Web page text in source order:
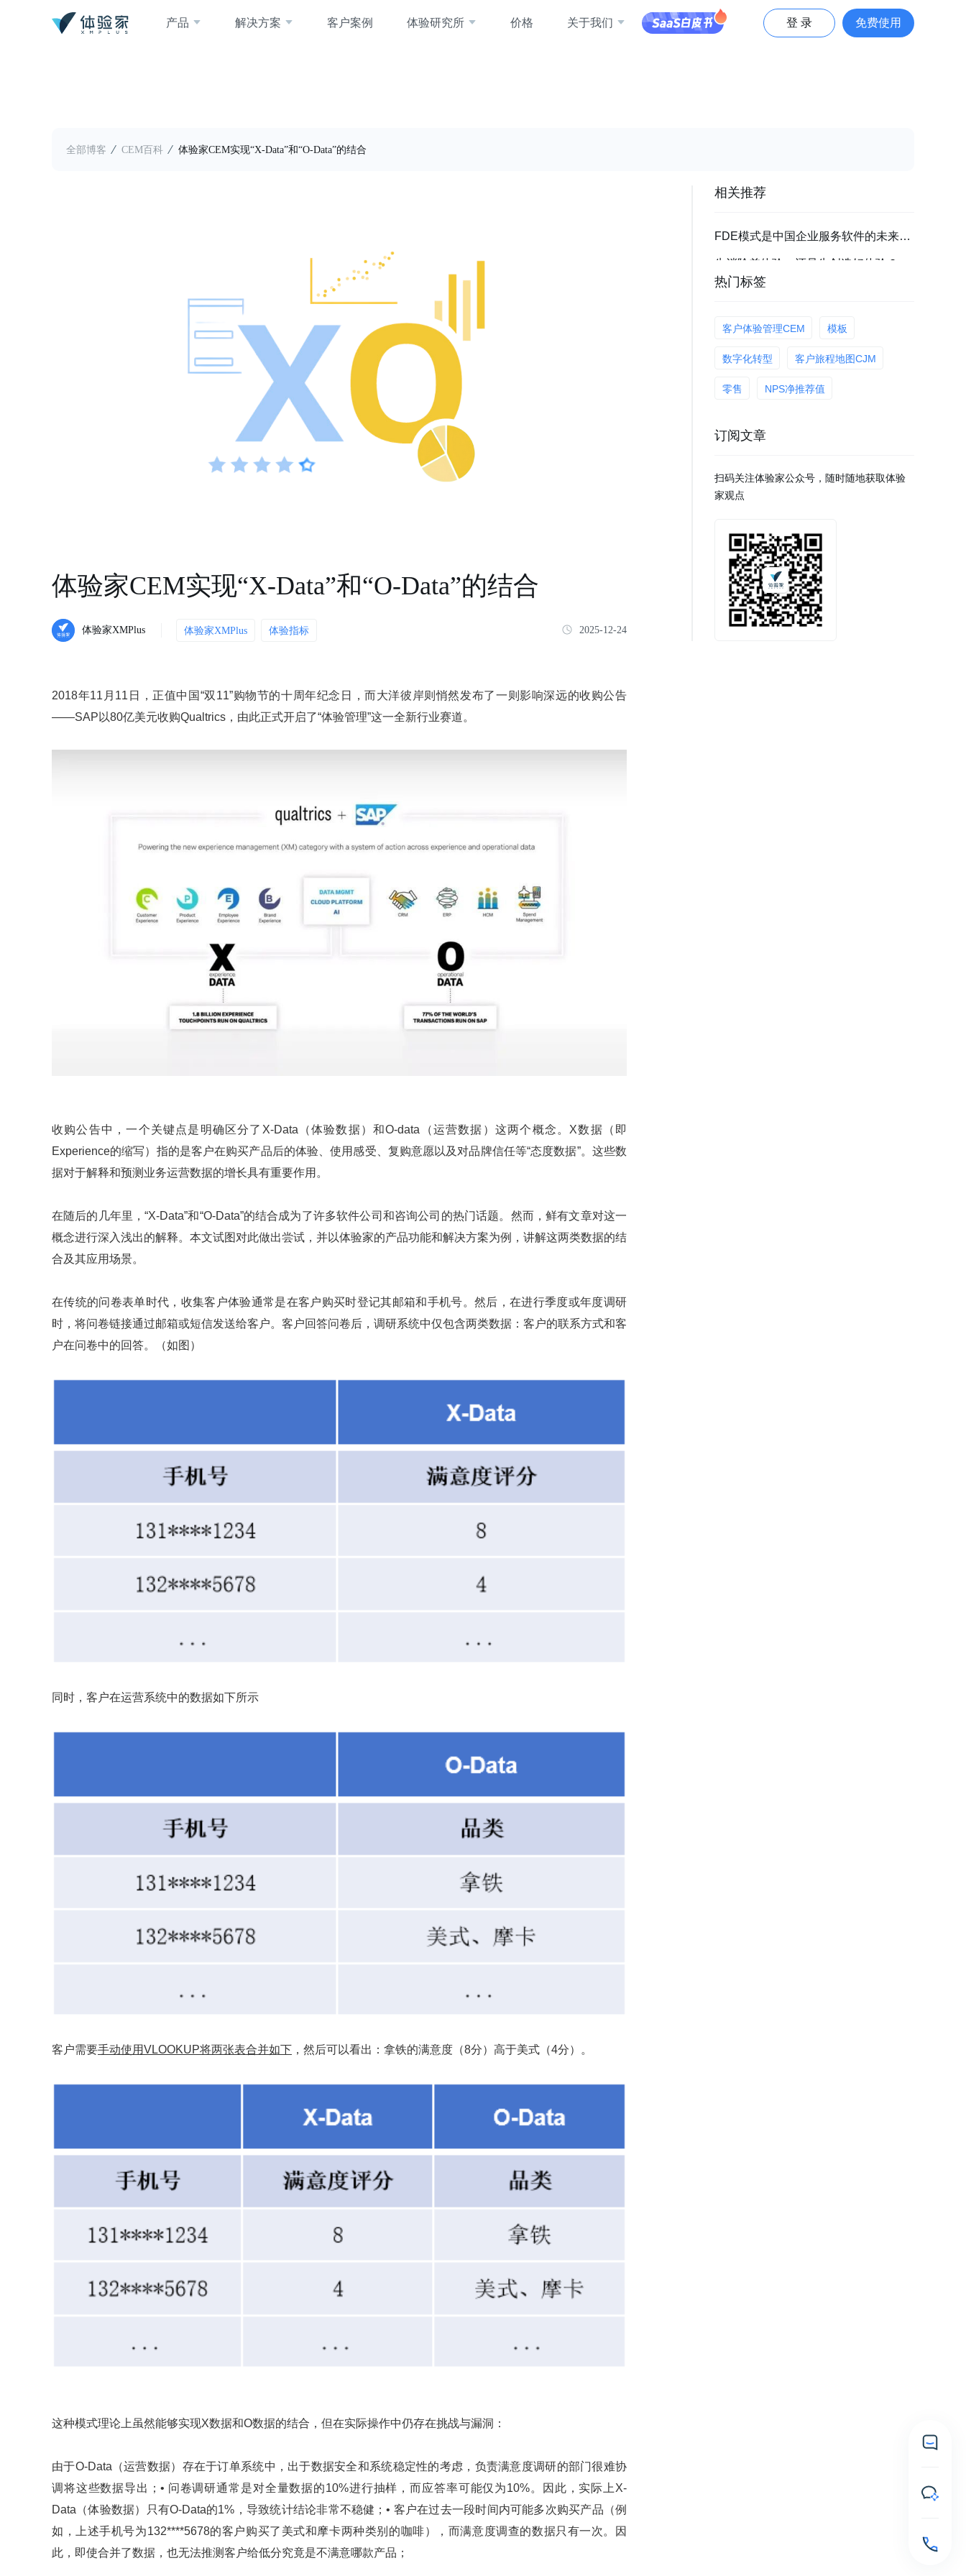
产品 解决方案 客户案例 体验研究所 价格 关于我们 登 录 免费使用
全部博客 CEM百科 体验家CEM实现“X-Data”和“O-Data”的结合
体验家CEM实现“X-Data”和“O-Data”的结合
体验家XMPlus 体验家XMPlus 体验指标 2025-12-24
2018年11月11日，正值中国“双11”购物节的十周年纪念日，而大洋彼岸则悄然发布了一则影响深远的收购公告
——SAP以80亿美元收购Qualtrics，由此正式开启了“体验管理”这一全新行业赛道。
收购公告中，一个关键点是明确区分了X-Data（体验数据）和O-data（运营数据）这两个概念。X数据（即
Experience的缩写）指的是客户在购买产品后的体验、使用感受、复购意愿以及对品牌信任等“态度数据”。这些数
据对于解释和预测业务运营数据的增长具有重要作用。
在随后的几年里，“X-Data”和“O-Data”的结合成为了许多软件公司和咨询公司的热门话题。然而，鲜有文章对这一
概念进行深入浅出的解释。本文试图对此做出尝试，并以体验家的产品功能和解决方案为例，讲解这两类数据的结
合及其应用场景。
在传统的问卷表单时代，收集客户体验通常是在客户购买时登记其邮箱和手机号。然后，在进行季度或年度调研
时，将问卷链接通过邮箱或短信发送给客户。客户回答问卷后，调研系统中仅包含两类数据：客户的联系方式和客
户在问卷中的回答。（如图）
同时，客户在运营系统中的数据如下所示
客户需要手动使用VLOOKUP将两张表合并如下 ，然后可以看出：拿铁的满意度（8分）高于美式（4分）。
这种模式理论上虽然能够实现X数据和O数据的结合，但在实际操作中仍存在挑战与漏洞：
由于O-Data（运营数据）存在于订单系统中，出于数据安全和系统稳定性的考虑，负责满意度调研的部门很难协
调将这些数据导出；• 问卷调研通常是对全量数据的10%进行抽样，而应答率可能仅为10%。因此，实际上X-
Data（体验数据）只有O-Data的1%，导致统计结论非常不稳健；• 客户在过去一段时间内可能多次购买产品（例
如，上述手机号为132****5678的客户购买了美式和摩卡两种类别的咖啡），而满意度调查的数据只有一次。因
此，即使合并了数据，也无法推测客户给低分究竟是不满意哪款产品；
相关推荐
FDE模式是中国企业服务软件的未来么?
先消除差体验，还是先创造好体验？
热门标签
客户体验管理CEM 模板
数字化转型 客户旅程地图CJM
零售 NPS净推荐值
订阅文章
扫码关注体验家公众号，随时随地获取体验
家观点